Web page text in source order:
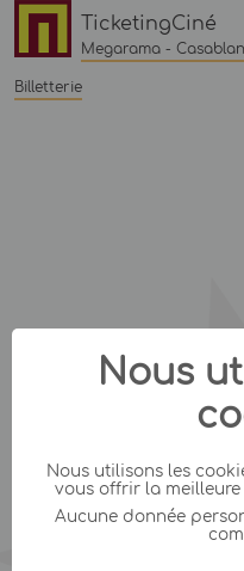
TicketingCiné
Megarama -
Billetterie
Nous
Nous utilisons les
vous offrir la
Aucune donnée